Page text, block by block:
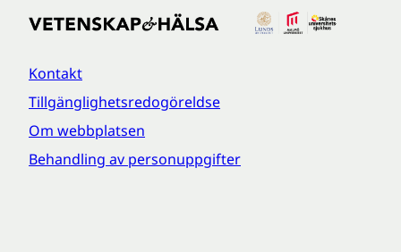
Kontakt
Tillgänglighetsredogöreldse
Om webbplatsen
Behandling av personuppgifter